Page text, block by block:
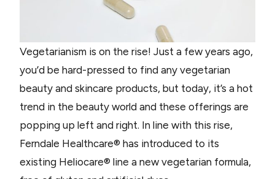
Vegetarianism is on the rise! Just a few years ago,
you’d be hard-pressed to find any vegetarian
beauty and skincare products, but today, it’s a hot
trend in the beauty world and these offerings are
popping up left and right. In line with this rise,
Ferndale Healthcare® has introduced to its
existing Heliocare® line a new vegetarian formula,